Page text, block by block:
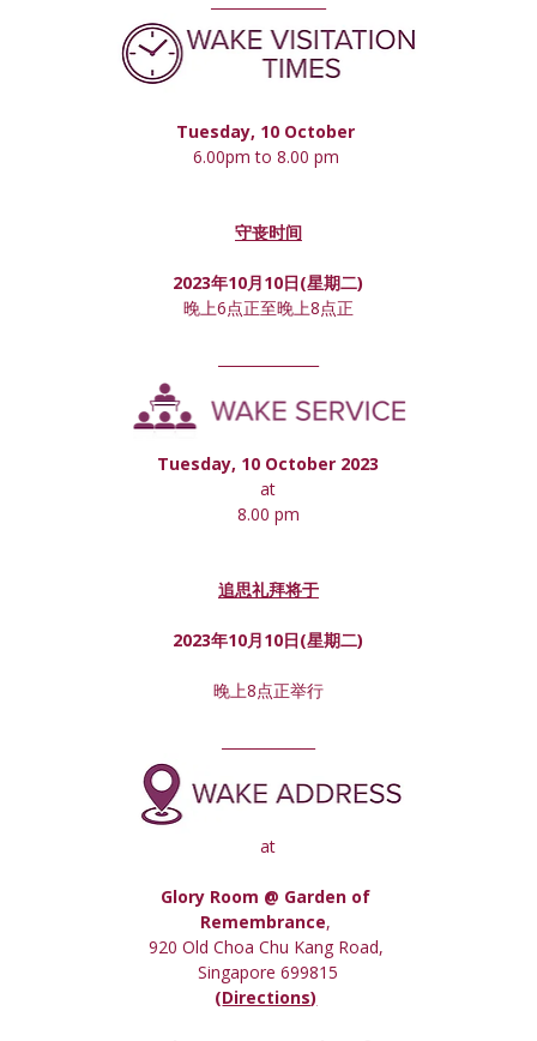
Tuesday, 10 October
6.00pm to 8.00 pm
守丧时间
2023年10月10日(星期二)
晚上6点正至晚上8点正
Tuesday, 10 October 2023
at
8.00 pm
追思礼拜将于
2023年10月10日(星期二)
晚上8点正举行
at
Glory Room @ Garden of
Remembrance,
920 Old Choa Chu Kang Road,
Singapore 699815
(Directions)